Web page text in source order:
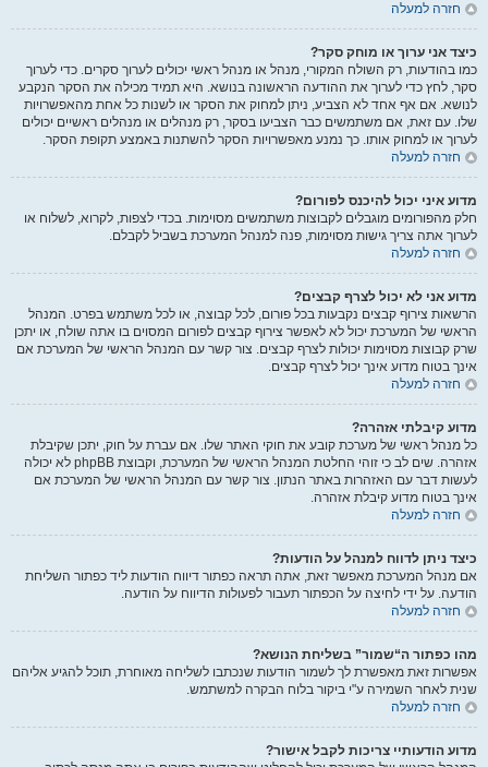
חזרה למעלה
כיצד אני ערוך או מוחק סקר?
כמו בהודעות, רק השולח המקורי, מנהל או מנהל ראשי יכולים לערוך סקרים. כדי לערוך
סקר, לחץ כדי לערוך את ההודעה הראשונה בנושא. היא תמיד מכילה את הסקר הנקבע
לנושא. אם אף אחד לא הצביע, ניתן למחוק את הסקר או לשנות כל אחת מהאפשרויות
שלו. עם זאת, אם משתמשים כבר הצביעו בסקר, רק מנהלים או מנהלים ראשיים יכולים
לערוך או למחוק אותו. כך נמנע מאפשרויות הסקר להשתנות באמצע תקופת הסקר.
חזרה למעלה
מדוע איני יכול להיכנס לפורום?
חלק מהפורומים מוגבלים לקבוצות משתמשים מסוימות. בכדי לצפות, לקרוא, לשלוח או
לערוך אתה צריך גישות מסוימות, פנה למנהל המערכת בשביל לקבלם.
חזרה למעלה
מדוע אני לא יכול לצרף קבצים?
הרשאות צירוף קבצים נקבעות בכל פורום, לכל קבוצה, או לכל משתמש בפרט. המנהל
הראשי של המערכת יכול לא לאפשר צירוף קבצים לפורום המסוים בו אתה שולח, או יתכן
שרק קבוצות מסוימות יכולות לצרף קבצים. צור קשר עם המנהל הראשי של המערכת אם
אינך בטוח מדוע אינך יכול לצרף קבצים.
חזרה למעלה
מדוע קיבלתי אזהרה?
כל מנהל ראשי של מערכת קובע את חוקי האתר שלו. אם עברת על חוק, יתכן שקיבלת
אזהרה. שים לב כי זוהי החלטת המנהל הראשי של המערכת, וקבוצת phpBB לא יכולה
לעשות דבר עם האזהרות באתר הנתון. צור קשר עם המנהל הראשי של המערכת אם
אינך בטוח מדוע קיבלת אזהרה.
חזרה למעלה
כיצד ניתן לדווח למנהל על הודעות?
אם מנהל המערכת מאפשר זאת, אתה תראה כפתור דיווח הודעות ליד כפתור השליחת
הודעה. על ידי לחיצה על הכפתור תעבור לפעולות הדיווח על הודעה.
חזרה למעלה
מהו כפתור ה“שמור” בשליחת הנושא?
אפשרות זאת מאפשרת לך לשמור הודעות שנכתבו לשליחה מאוחרת, תוכל להגיע אליהם
שנית לאחר השמירה ע"י ביקור בלוח הבקרה למשתמש.
חזרה למעלה
מדוע הודעותיי צריכות לקבל אישור?